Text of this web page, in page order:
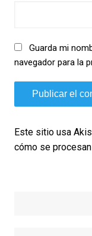
Guarda mi
navegador para la
Este sitio usa
cómo se